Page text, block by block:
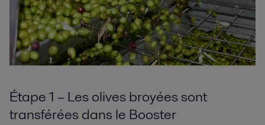
Étape 1 – Les olives broyées sont
transférées dans le Booster